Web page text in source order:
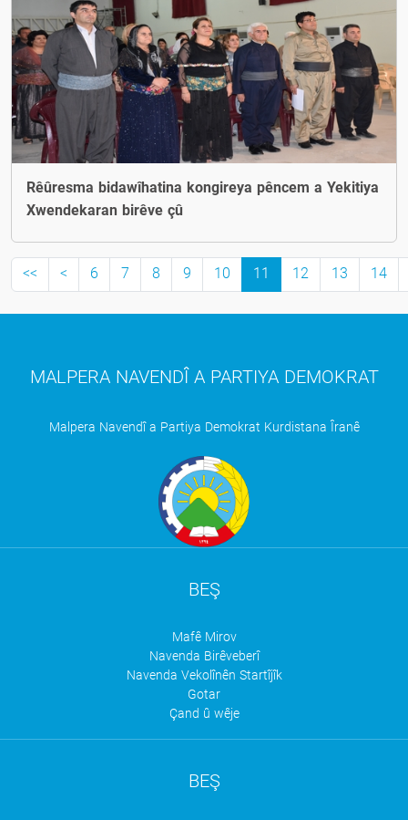
Rêûresma bidawîhatina kongireya pêncem a Yekitiya
Xwendekaran birêve çû
<< < 6 7 8 9 10 11 12 13 14
MALPERA NAVENDÎ A PARTIYA DEMOKRAT
Malpera Navendî a Partiya Demokrat Kurdistana Îranê
BEŞ
Mafê Mirov
Navenda Birêveberî
Navenda Vekolînên Startîjîk
Gotar
Çand û wêje
BEŞ